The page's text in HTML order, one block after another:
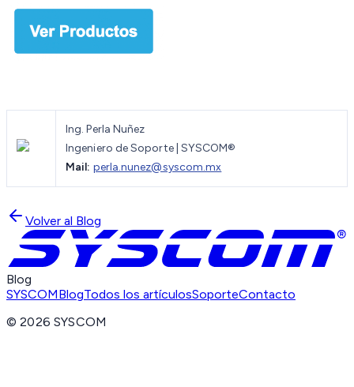
Ing. Perla Nuñez
Ingeniero de Soporte | SYSCOM®
Mail: perla.nunez@syscom.mx
Volver al Blog
Blog
SYSCOMBlogTodos los artículosSoporteContacto
©2026 SYSCOM